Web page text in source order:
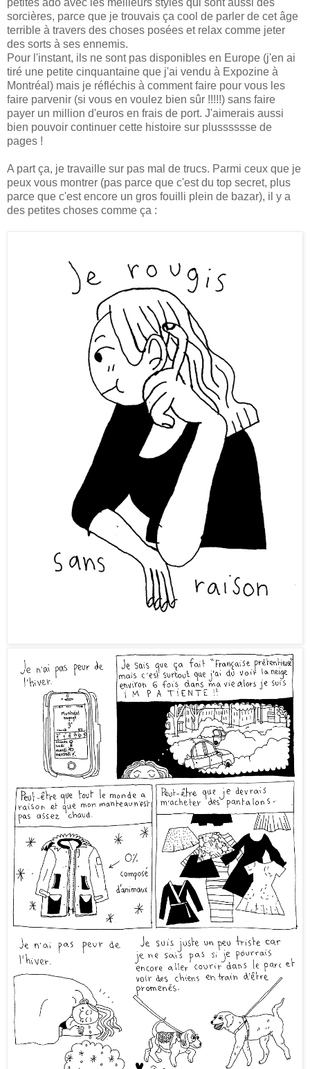
sorcières, parce que je trouvais ça cool de parler de cet âge
terrible à travers des choses posées et relax comme jeter
des sorts à ses ennemis.
Pour l'instant, ils ne sont pas disponibles en Europe (j'en ai
tiré une petite cinquantaine que j'ai vendu à Expozine à
Montréal) mais je réfléchis à comment faire pour vous les
faire parvenir (si vous en voulez bien sûr !!!!!) sans faire
payer un million d'euros en frais de port. J'aimerais aussi
bien pouvoir continuer cette histoire sur plusssssse de
pages !
A part ça, je travaille sur pas mal de trucs. Parmi ceux que je
peux vous montrer (pas parce que c'est du top secret, plus
parce que c'est encore un gros fouilli plein de bazar), il y a
des petites choses comme ça :